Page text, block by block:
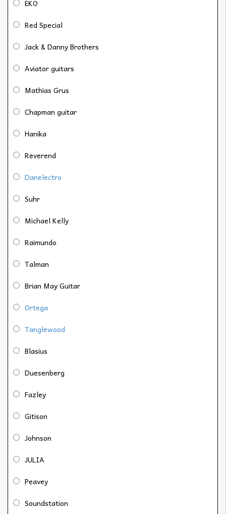
EKO
Red Special
Jack & Danny Brothers
Aviator guitars
Mathias Grus
Chapman guitar
Hanika
Reverend
Danelectro
Suhr
Michael Kelly
Raimundo
Talman
Brian May Guitar
Ortega
Tanglewood
Blasius
Duesenberg
Fazley
Gitison
Johnson
JULIA
Peavey
Soundstation